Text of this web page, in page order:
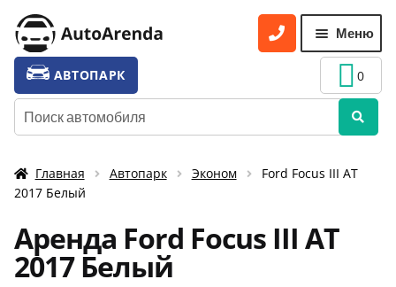
Перейти
к
навигации
Перейти
к
содержимому
Меню
УСЛУГИ
меню
ТАРИФЫ
УСЛОВИЯ АРЕНДЫ
АКЦИИ
АВТОПАРК
Искать:
0
Главная Автопарк Эконом
Ford Focus III AT
2017 Белый
Аренда Ford Focus III AT
2017 Белый